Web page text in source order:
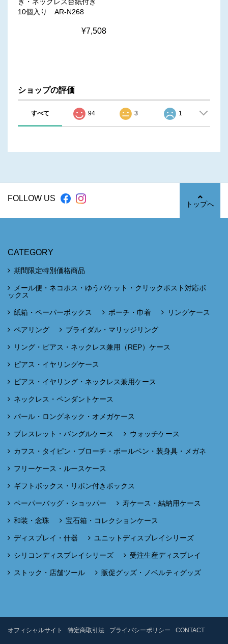
き・ネックレス台紙付き
10個入り AR-N268
¥7,508
ショップの評価
すべて 94 3 1
FOLLOW US
トップへ
CATEGORY
期間限定特別価格商品
メール便・ネコポス・ゆうパケット・クリックポスト対応ボ
ックス
紙箱・ペーパーボックス ポーチ・巾着 リングケース
ペアリング ブライダル・マリッジリング
リング・ピアス・ネックレス兼用（REP）ケース
ピアス・イヤリングケース
ピアス・イヤリング・ネックレス兼用ケース
ネックレス・ペンダントケース
パール・ロングネック・オメガケース
ブレスレット・バングルケース ウォッチケース
カフス・タイピン・ブローチ・ボールペン・装身具・メガネ
フリーケース・ルースケース
ギフトボックス・リボン付きボックス
ペーパーバッグ・ショッパー 寿ケース・結納用ケース
和装・念珠 宝石箱・コレクションケース
ディスプレイ・什器 ユニットディスプレイシリーズ
シリコンディスプレイシリーズ 受注生産ディスプレイ
ストック・店舗ツール 販促グッズ・ノベルティグッズ
オフィシャルサイト 特定商取引法 プライバシーポリシー CONTACT